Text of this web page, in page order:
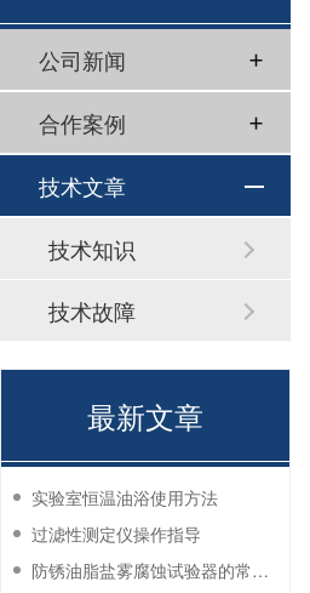
公司新闻
合作案例
技术文章
技术知识
技术故障
最新文章
实验室恒温油浴使用方法
过滤性测定仪操作指导
防锈油脂盐雾腐蚀试验器的常见故障与解决方法